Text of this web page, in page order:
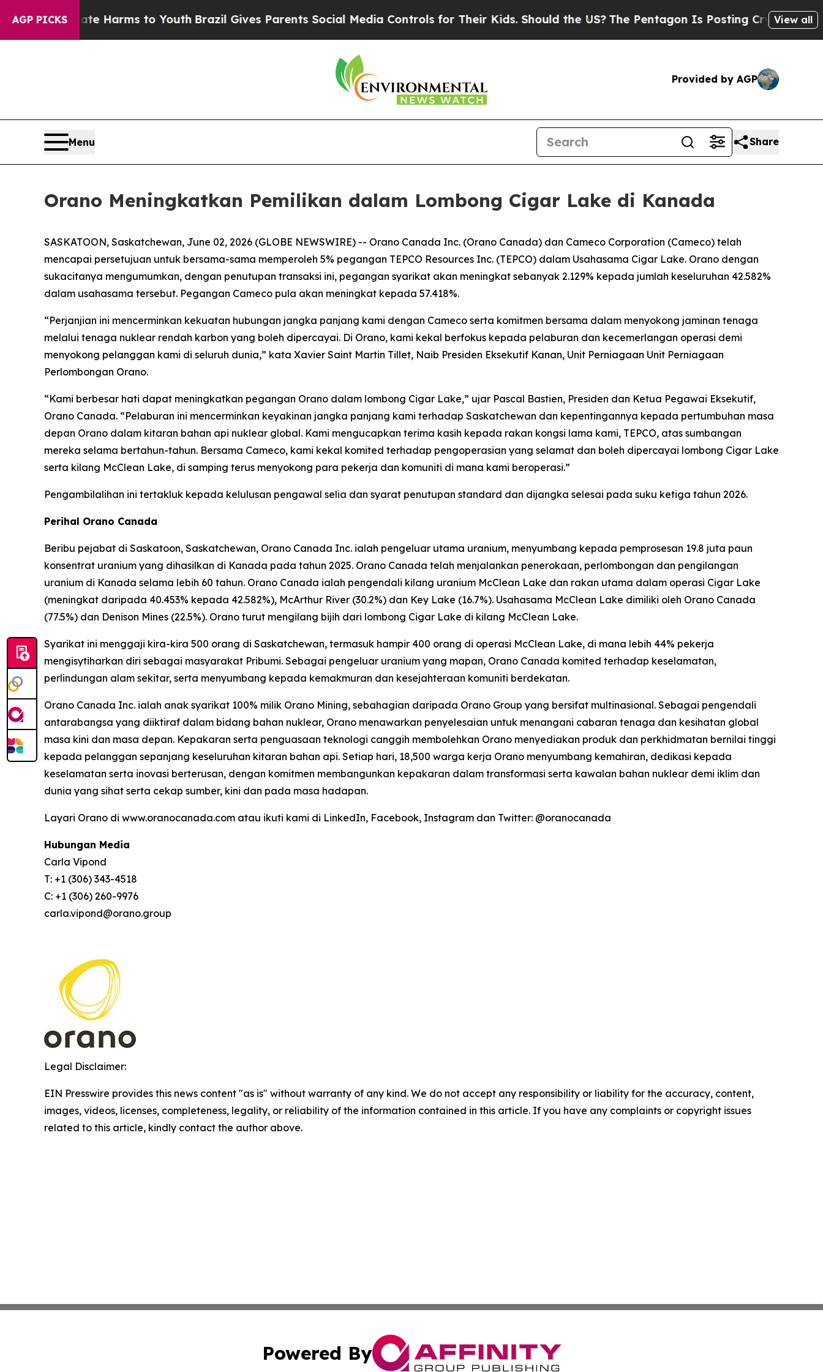
AGP PICKS
to Abate Harms to YouthBrazil Gives Parents Social Media Controls for Their Kids. Should the US?The Pentagon Is Posting Cryptic BiblicalView all
Provided by AGP
Menu Share
Orano Meningkatkan Pemilikan dalam Lombong Cigar Lake di Kanada
SASKATOON, Saskatchewan, June 02, 2026 (GLOBE NEWSWIRE) -- Orano Canada Inc. (Orano Canada) dan Cameco Corporation (Cameco) telah
mencapai persetujuan untuk bersama-sama memperoleh 5% pegangan TEPCO Resources Inc. (TEPCO) dalam Usahasama Cigar Lake. Orano dengan
sukacitanya mengumumkan, dengan penutupan transaksi ini, pegangan syarikat akan meningkat sebanyak 2.129% kepada jumlah keseluruhan 42.582%
dalam usahasama tersebut. Pegangan Cameco pula akan meningkat kepada 57.418%.
“Perjanjian ini mencerminkan kekuatan hubungan jangka panjang kami dengan Cameco serta komitmen bersama dalam menyokong jaminan tenaga
melalui tenaga nuklear rendah karbon yang boleh dipercayai. Di Orano, kami kekal berfokus kepada pelaburan dan kecemerlangan operasi demi
menyokong pelanggan kami di seluruh dunia,” kata Xavier Saint Martin Tillet, Naib Presiden Eksekutif Kanan, Unit Perniagaan Unit Perniagaan
Perlombongan Orano.
“Kami berbesar hati dapat meningkatkan pegangan Orano dalam lombong Cigar Lake,” ujar Pascal Bastien, Presiden dan Ketua Pegawai Eksekutif,
Orano Canada. “Pelaburan ini mencerminkan keyakinan jangka panjang kami terhadap Saskatchewan dan kepentingannya kepada pertumbuhan masa
depan Orano dalam kitaran bahan api nuklear global. Kami mengucapkan terima kasih kepada rakan kongsi lama kami, TEPCO, atas sumbangan
mereka selama bertahun-tahun. Bersama Cameco, kami kekal komited terhadap pengoperasian yang selamat dan boleh dipercayai lombong Cigar Lake
serta kilang McClean Lake, di samping terus menyokong para pekerja dan komuniti di mana kami beroperasi.”
Pengambilalihan ini tertakluk kepada kelulusan pengawal selia dan syarat penutupan standard dan dijangka selesai pada suku ketiga tahun 2026.
Perihal Orano Canada
Beribu pejabat di Saskatoon, Saskatchewan, Orano Canada Inc. ialah pengeluar utama uranium, menyumbang kepada pemprosesan 19.8 juta paun
konsentrat uranium yang dihasilkan di Kanada pada tahun 2025. Orano Canada telah menjalankan penerokaan, perlombongan dan pengilangan
uranium di Kanada selama lebih 60 tahun. Orano Canada ialah pengendali kilang uranium McClean Lake dan rakan utama dalam operasi Cigar Lake
(meningkat daripada 40.453% kepada 42.582%), McArthur River (30.2%) dan Key Lake (16.7%). Usahasama McClean Lake dimiliki oleh Orano Canada
(77.5%) dan Denison Mines (22.5%). Orano turut mengilang bijih dari lombong Cigar Lake di kilang McClean Lake.
Syarikat ini menggaji kira-kira 500 orang di Saskatchewan, termasuk hampir 400 orang di operasi McClean Lake, di mana lebih 44% pekerja
mengisytiharkan diri sebagai masyarakat Pribumi. Sebagai pengeluar uranium yang mapan, Orano Canada komited terhadap keselamatan,
perlindungan alam sekitar, serta menyumbang kepada kemakmuran dan kesejahteraan komuniti berdekatan.
Orano Canada Inc. ialah anak syarikat 100% milik Orano Mining, sebahagian daripada Orano Group yang bersifat multinasional. Sebagai pengendali
antarabangsa yang diiktiraf dalam bidang bahan nuklear, Orano menawarkan penyelesaian untuk menangani cabaran tenaga dan kesihatan global
masa kini dan masa depan. Kepakaran serta penguasaan teknologi canggih membolehkan Orano menyediakan produk dan perkhidmatan bernilai tinggi
kepada pelanggan sepanjang keseluruhan kitaran bahan api. Setiap hari, 18,500 warga kerja Orano menyumbang kemahiran, dedikasi kepada
keselamatan serta inovasi berterusan, dengan komitmen membangunkan kepakaran dalam transformasi serta kawalan bahan nuklear demi iklim dan
dunia yang sihat serta cekap sumber, kini dan pada masa hadapan.
Layari Orano di www.oranocanada.com atau ikuti kami di LinkedIn, Facebook, Instagram dan Twitter: @oranocanada
Hubungan Media
Carla Vipond
T: +1 (306) 343-4518
C: +1 (306) 260-9976
carla.vipond@orano.group
Legal Disclaimer:
EIN Presswire provides this news content "as is" without warranty of any kind. We do not accept any responsibility or liability for the accuracy, content,
images, videos, licenses, completeness, legality, or reliability of the information contained in this article. If you have any complaints or copyright issues
related to this article, kindly contact the author above.
Powered By